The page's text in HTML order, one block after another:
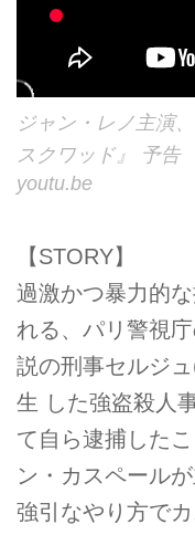
ジャン・レノ主演
スクワッド』 予告
youtu.be
【STORY】
過激かつ暴力的
れる、パリ警視
説の刑事セルジ
生 した強盗殺人
て自ら逮捕した
ン・カスペール
強引なやり方で